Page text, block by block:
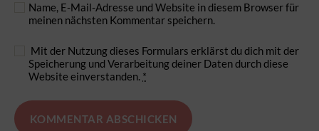
Name, E-Mail-Adresse und Website in diesem Browser für
meinen nächsten Kommentar speichern.
Mit der Nutzung dieses Formulars erklärst du dich mit der
Speicherung und Verarbeitung deiner Daten durch diese
Website einverstanden. *